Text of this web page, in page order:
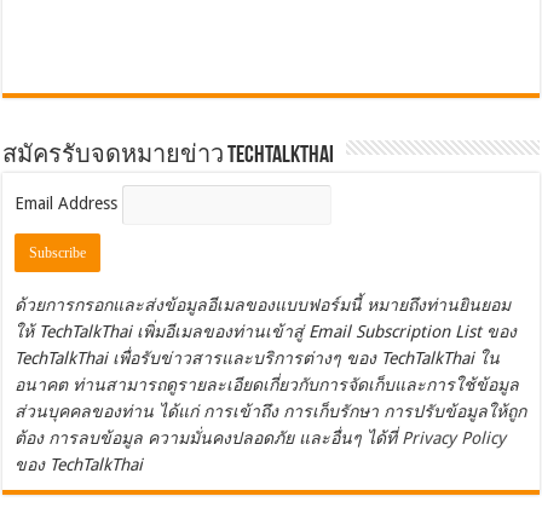
สมัครรับจดหมายข่าว TechTalkThai
Email Address
ด้วยการกรอกและส่งข้อมูลอีเมลของแบบฟอร์มนี้ หมายถึงท่านยินยอม
ให้ TechTalkThai เพิ่มอีเมลของท่านเข้าสู่ Email Subscription List ของ
TechTalkThai เพื่อรับข่าวสารและบริการต่างๆ ของ TechTalkThai ใน
อนาคต ท่านสามารถดูรายละเอียดเกี่ยวกับการจัดเก็บและการใช้ข้อมูล
ส่วนบุคคลของท่าน ได้แก่ การเข้าถึง การเก็บรักษา การปรับข้อมูลให้ถูก
ต้อง การลบข้อมูล ความมั่นคงปลอดภัย และอื่นๆ ได้ที่Privacy Policy
ของ TechTalkThai